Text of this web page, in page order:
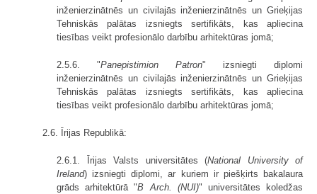
inženierzinātnēs un civilajās inženierzinātnēs un Grieķijas
Tehniskās palātas izsniegts sertifikāts, kas apliecina
tiesības veikt profesionālo darbību arhitektūras jomā;
2.5.6. "Panepistimion Patron" izsniegti diplomi
inženierzinātnēs un civilajās inženierzinātnēs un Grieķijas
Tehniskās palātas izsniegts sertifikāts, kas apliecina
tiesības veikt profesionālo darbību arhitektūras jomā;
2.6. Īrijas Republikā:
2.6.1. Īrijas Valsts universitātes (National University of
Ireland) izsniegti diplomi, ar kuriem ir piešķirts bakalaura
grāds arhitektūrā "B Arch. (NUI)" universitātes koledžas